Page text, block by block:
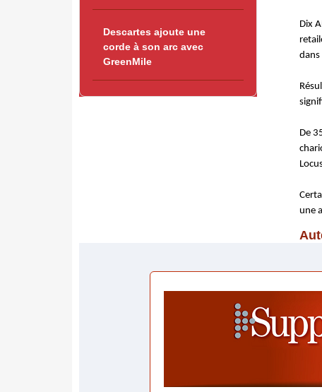
Descartes ajoute une
corde à son arc avec
GreenMile
Dix
dans
De
une